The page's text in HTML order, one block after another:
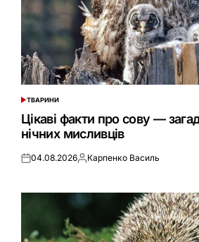
ОПУБЛІКУВАТИ
У
ТВАРИНИ
Цікаві факти про сову —
нічних мисливців
Оприлюднено
04.08.2026Опубліковано
Карпенко Василь